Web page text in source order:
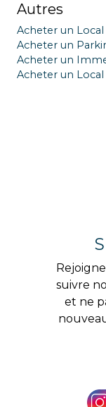
Autres
Acheter un Local
Acheter un
Acheter un
Acheter un Local
suivre
et ne